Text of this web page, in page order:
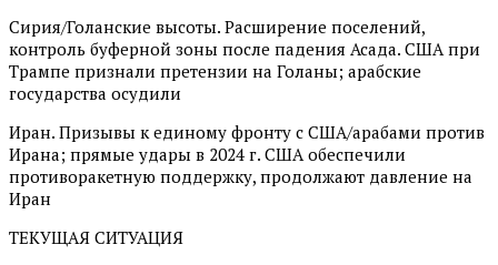
Сирия/Голанские высоты. Расширение поселений,
контроль буферной зоны после падения Асада. США при
Трампе признали претензии на Голаны; арабские
государства осудили
Иран. Призывы к единому фронту с США/арабами против
Ирана; прямые удары в 2024 г. США обеспечили
противоракетную поддержку, продолжают давление на
Иран
ТЕКУЩАЯ СИТУАЦИЯ